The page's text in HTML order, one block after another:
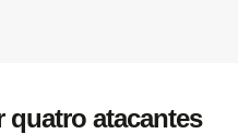
quatro atacantes